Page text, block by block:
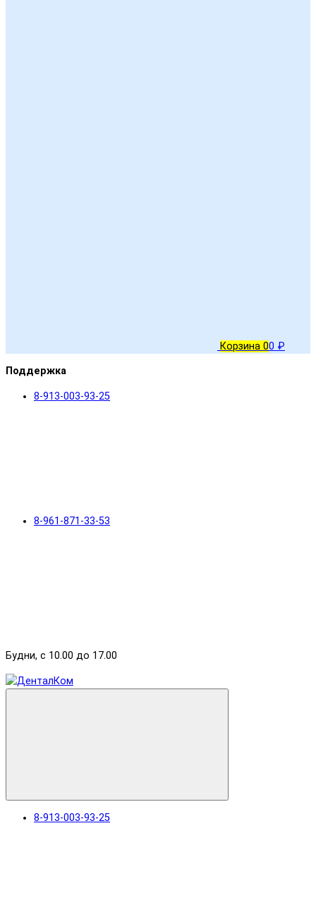
Корзина 00 ₽
Поддержка
8-913-003-93-25
8-961-871-33-53
Будни, с 10.00 до 17.00
8-913-003-93-25